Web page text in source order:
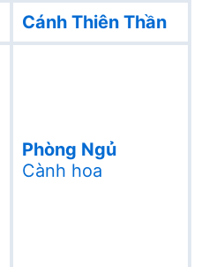
Cánh Thiên Thần
Phòng Ngủ
Cành hoa